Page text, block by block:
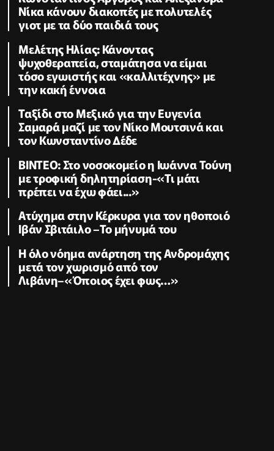
Κωνσταντίνος Αργυρός και Αλεξάνδρα
Νίκα κάνουν διακοπές με πολυτελές
γιοτ με τα δύο παιδιά τους
Μελέτης Ηλίας: Κάνοντας
ψυχοθεραπεία, σταμάτησα να είμαι
τόσο εγωιστής και «καλλιτέχνης» με
την κακή έννοια
Ταξίδι στο Μεξικό για την Ευγενία
Σαμαρά μαζί με τον Νίκο Μουτσινά και
τον Κωνσταντίνο Δέδε
ΒΙΝΤΕΟ: Στο νοσοκομείο η Ιωάννα Τούνη
με τροφική δηλητηρίαση-«Τι μάτι
πρέπει να έχω φάει...»
Ατύχημα στην Κέρκυρα για τον ηθοποιό
Ιβάν Σβιτάιλο –Το μήνυμά του
Η όλο νόημα ανάρτηση της Ανδρομάχης
μετά τον χωρισμό από τον